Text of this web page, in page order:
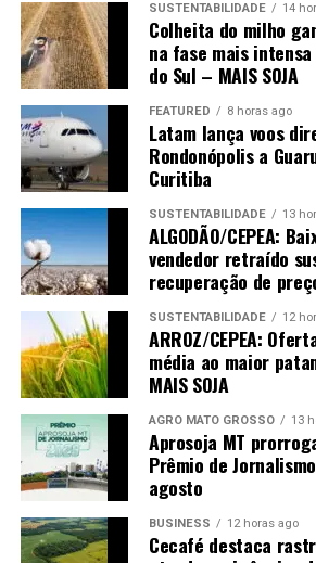
SUSTENTABILIDADE 14
Colheita do milho
na fase mais
do Sul – MAIS SOJA
FEATURED 8 horas ago
Latam lança voos
Rondonópolis a
Curitiba
SUSTENTABILIDADE 13
ALGODÃO/CEPEA:
vendedor retraído
recuperação de
SUSTENTABILIDADE 12
ARROZ/CEPEA:
média ao maior
MAIS SOJA
AGRO MATO GROSSO 13
Aprosoja MT
Prêmio de
agosto
BUSINESS 12 horas ago
Cecafé destaca